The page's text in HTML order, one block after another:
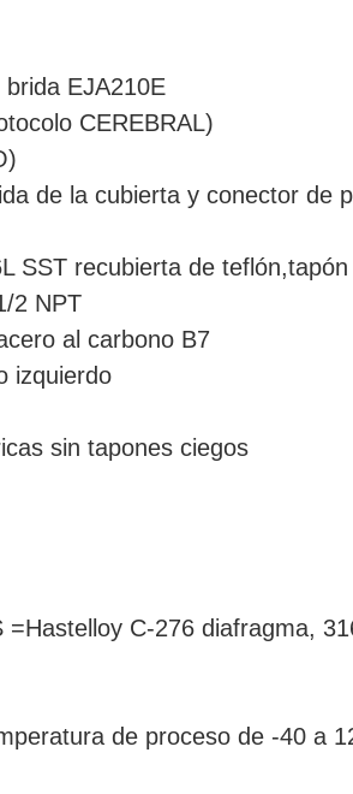
EJA210E
CEREBRAL)
de la cubierta y conector de
SST recubierta de
2 NPT
al carbono B7
izquierdo
sin tapones ciegos
C-276 diafragma,
de proceso de -40 a